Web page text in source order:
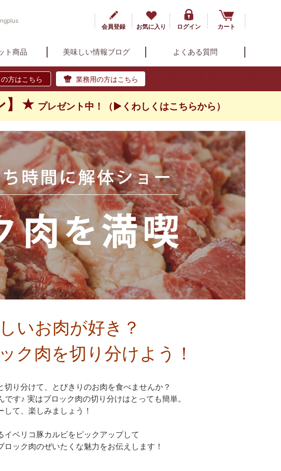
会員登録
お気に入り ログイン カート
ト商品 美味しい情報ブログ よくある質問
方はこちら 業務用の方はこちら
】★ プレゼント中！（▶くわしくはこちらから）
いお肉が好き？
ク肉を切り分けよう！
り分けて、とびきりのお肉を食べませんか？
す♪ 実はブロック肉の切り分けはとっても簡単。
て、楽しみましょう！
イベリコ豚カルビをピックアップして
ック肉のぜいたくな魅力をお伝えします！